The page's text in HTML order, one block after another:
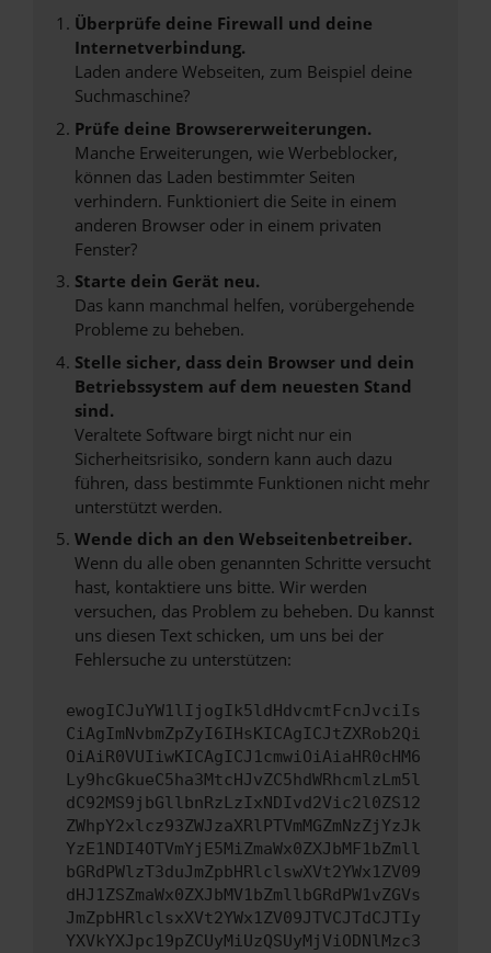
Überprüfe deine Firewall und deine
Internetverbindung.
Laden andere Webseiten, zum Beispiel deine
Suchmaschine?
Prüfe deine Browsererweiterungen.
Manche Erweiterungen, wie Werbeblocker,
können das Laden bestimmter Seiten
verhindern. Funktioniert die Seite in einem
anderen Browser oder in einem privaten
Fenster?
Starte dein Gerät neu.
Das kann manchmal helfen, vorübergehende
Probleme zu beheben.
Stelle sicher, dass dein Browser und dein
Betriebssystem auf dem neuesten Stand
sind.
Veraltete Software birgt nicht nur ein
Sicherheitsrisiko, sondern kann auch dazu
führen, dass bestimmte Funktionen nicht mehr
unterstützt werden.
Wende dich an den Webseitenbetreiber.
Wenn du alle oben genannten Schritte versucht
hast, kontaktiere uns bitte. Wir werden
versuchen, das Problem zu beheben. Du kannst
uns diesen Text schicken, um uns bei der
Fehlersuche zu unterstützen:
ewogICJuYW1lIjogIk5ldHdvcmtFcnJvciIs
CiAgImNvbmZpZyI6IHsKICAgICJtZXRob2Qi
OiAiR0VUIiwKICAgICJ1cmwiOiAiaHR0cHM6
Ly9hcGkueC5ha3MtcHJvZC5hdWRhcmlzLm5l
dC92MS9jbGllbnRzLzIxNDIvd2Vic2l0ZS12
ZWhpY2xlcz93ZWJzaXRlPTVmMGZmNzZjYzJk
YzE1NDI4OTVmYjE5MiZmaWx0ZXJbMF1bZmll
bGRdPWlzT3duJmZpbHRlclswXVt2YWx1ZV09
dHJ1ZSZmaWx0ZXJbMV1bZmllbGRdPW1vZGVs
JmZpbHRlclsxXVt2YWx1ZV09JTVCJTdCJTIy
YXVkYXJpc19pZCUyMiUzQSUyMjViODNlMzc3